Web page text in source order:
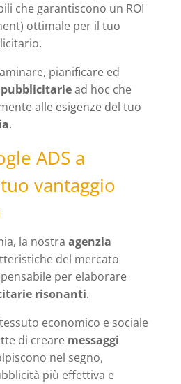
che garantiscono un ROI
ottimale per il tuo
pianificare ed
ad hoc che
alle esigenze del tuo
.
ADS a
vantaggio
la nostra agenzia
del mercato
per elaborare
risonanti.
economico e sociale
di creare messaggi
nel segno,
più effettiva e